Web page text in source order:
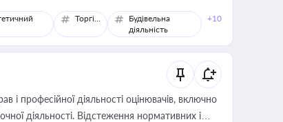
Торгівля
Будівельна
діяльність
+10
професійної діяльності оцінювачів, включно
діяльності. Відстеження нормативних і